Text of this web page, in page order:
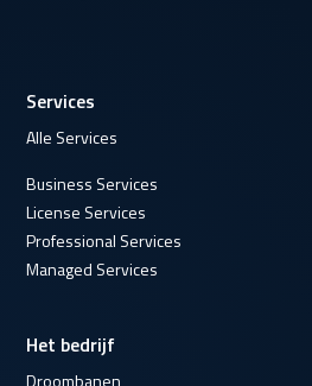
Services
Alle Services
Business Services
License Services
Professional Services
Managed Services
Het bedrijf
Droombanen